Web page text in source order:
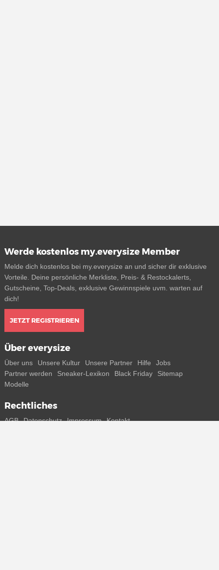
Werde kostenlos my.everysize Member
Melde dich kostenlos bei my.everysize an und sicher dir exklusive
Vorteile. Deine persönliche Merkliste, Preis- & Restockalerts,
Gutscheine, Top-Deals, exklusive Gewinnspiele uvm. warten auf
dich!
JETZT REGISTRIEREN
Über everysize
Über uns Unsere Kultur Unsere Partner Hilfe
Jobs
Partner werden
Sneaker-Lexikon Black Friday
Sitemap
Modelle
Rechtliches
AGB Datenschutz Impressum Kontakt